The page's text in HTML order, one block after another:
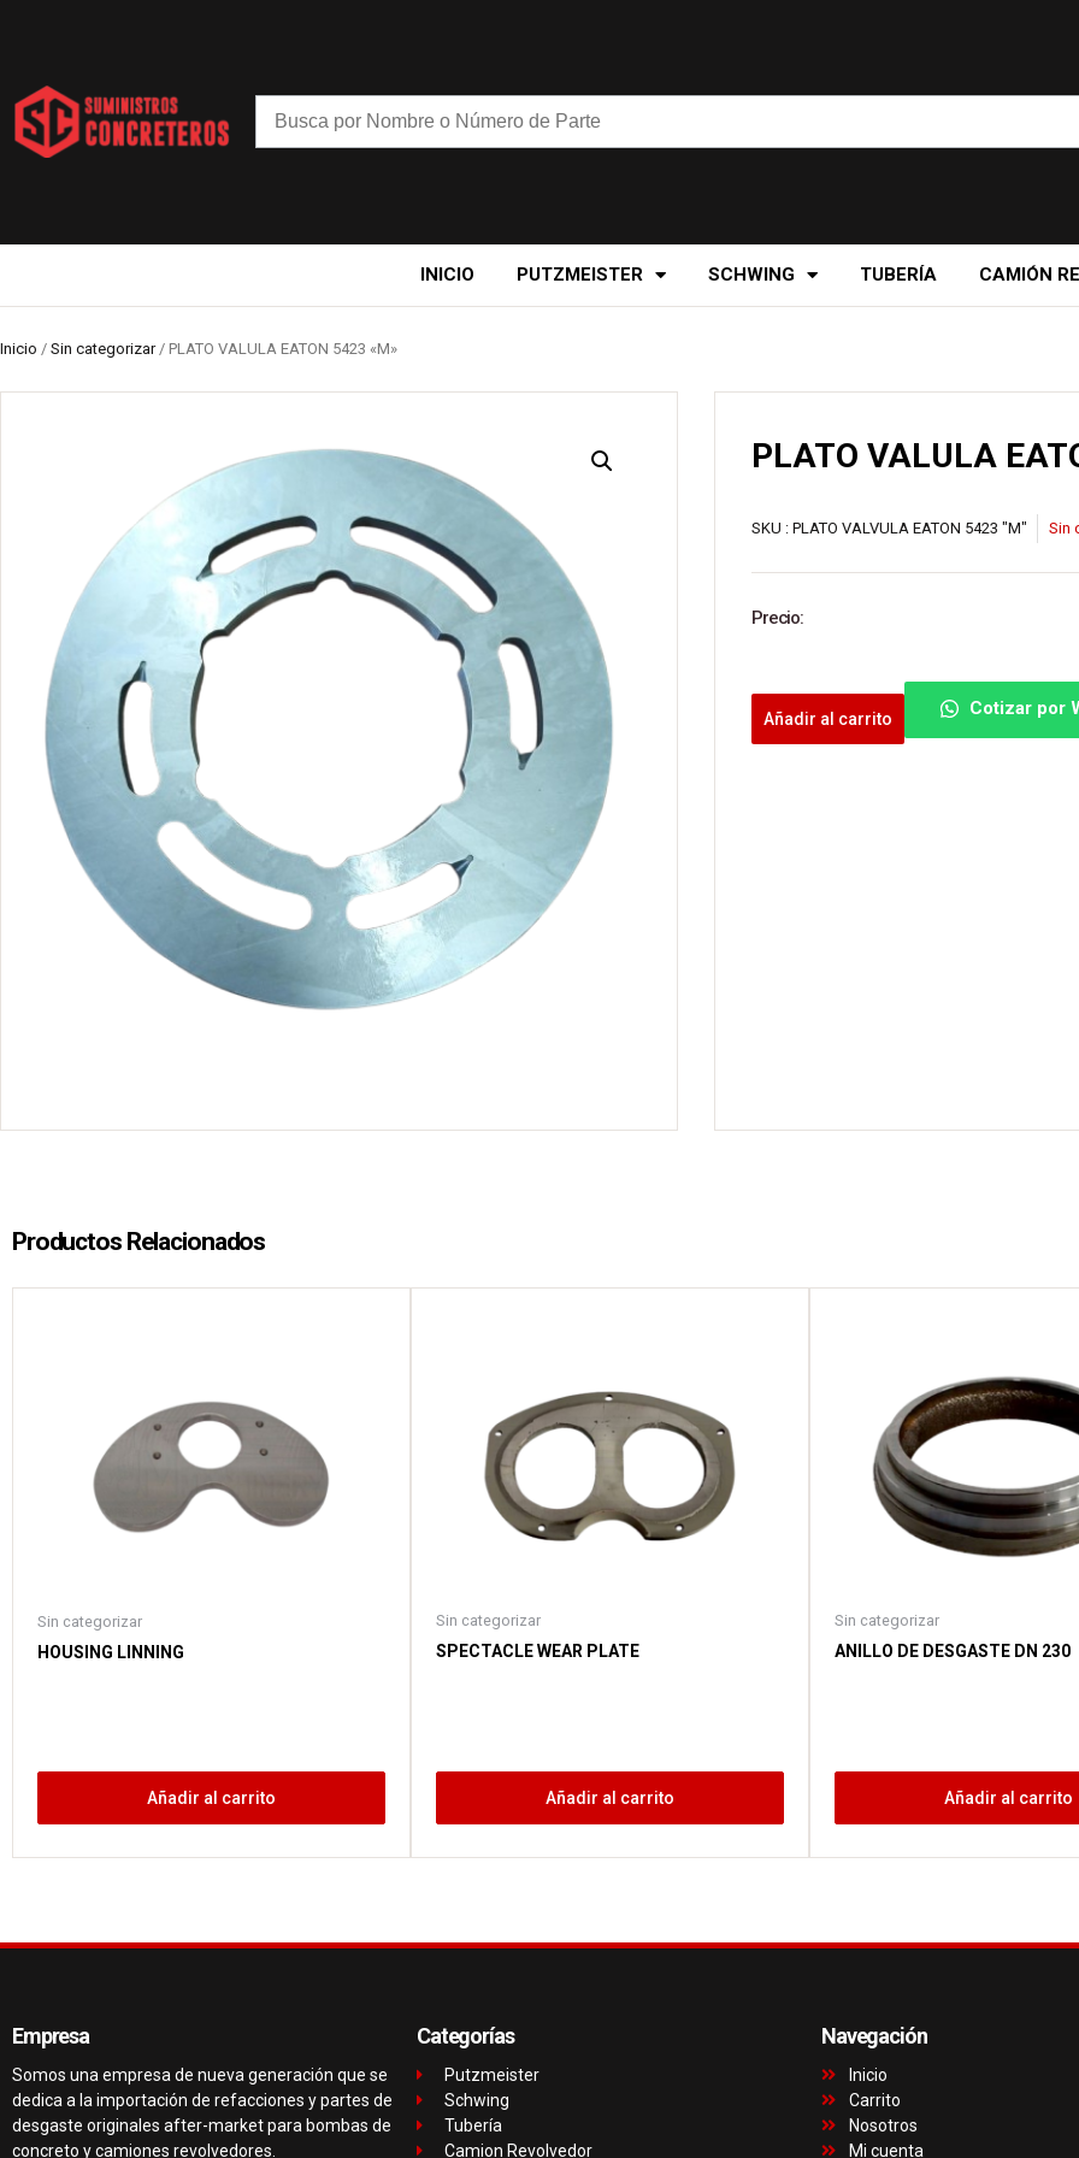
INICIO PUTZMEISTER SCHWING TUBERÍA CAMIÓN
Inicio / Sin categorizar/ PLATO VALULA EATON 5423 «M»
PLATO VALULA
SKU : PLATO VALVULA EATON 5423 "M" Sin
Precio:
Añadir al carrito Cotizar por
Productos Relacionados
Sin categorizar
HOUSING LINNING
Añadir al carrito
Sin categorizar
SPECTACLE WEAR PLATE
Añadir al carrito
Sin categorizar
ANILLO DE DESGASTE DN 230
Añadir al carrito
Empresa
Somos una empresa de nueva generación que se
dedica a la importación de refacciones y partes de
desgaste originales after-market para bombas de
concreto y camiones revolvedores.
Categorías
Putzmeister
Schwing
Tubería
Camion Revolvedor
Navegación
Inicio
Carrito
Nosotros
Mi cuenta